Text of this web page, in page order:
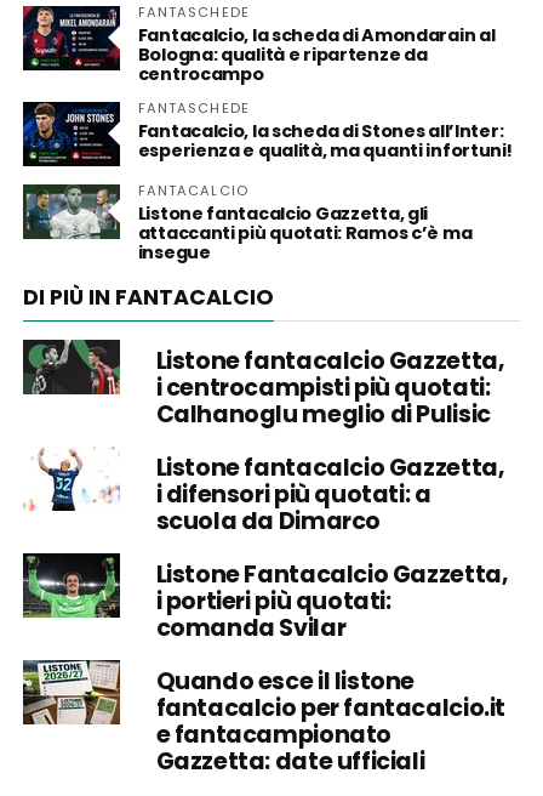
FANTASCHEDE
Fantacalcio, la scheda di Amondarain al
Bologna: qualità e ripartenze da
centrocampo
FANTASCHEDE
Fantacalcio, la scheda di Stones all’Inter:
esperienza e qualità, ma quanti infortuni!
FANTACALCIO
Listone fantacalcio Gazzetta, gli
attaccanti più quotati: Ramos c’è ma
insegue
DI PIÙ IN FANTACALCIO
Listone fantacalcio Gazzetta,
i centrocampisti più quotati:
Calhanoglu meglio di Pulisic
Listone fantacalcio Gazzetta,
i difensori più quotati: a
scuola da Dimarco
Listone Fantacalcio Gazzetta,
i portieri più quotati:
comanda Svilar
Quando esce il listone
fantacalcio per fantacalcio.it
e fantacampionato
Gazzetta: date ufficiali